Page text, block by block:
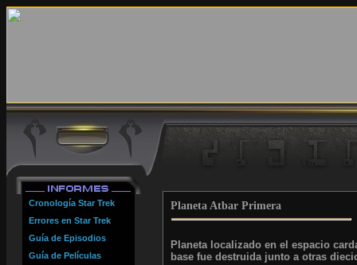
Cronología Star Trek
Errores en Star Trek
Guía de Episodios
Guía de Películas
Planeta Atbar Primera
Planeta localizado en el espacio
base fue destruida junto a otras